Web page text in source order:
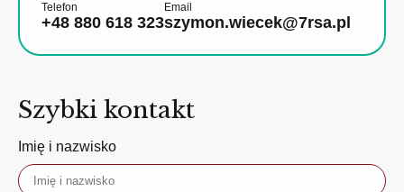
Telefon
+48 880 618 323
Email
szymon.wiecek@7rsa.pl
Szybki kontakt
Imię i nazwisko